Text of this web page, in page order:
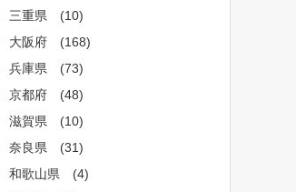
三重県
(10)
大阪府
(168)
兵庫県
(73)
京都府
(48)
滋賀県
(10)
奈良県
(31)
和歌山県
(4)